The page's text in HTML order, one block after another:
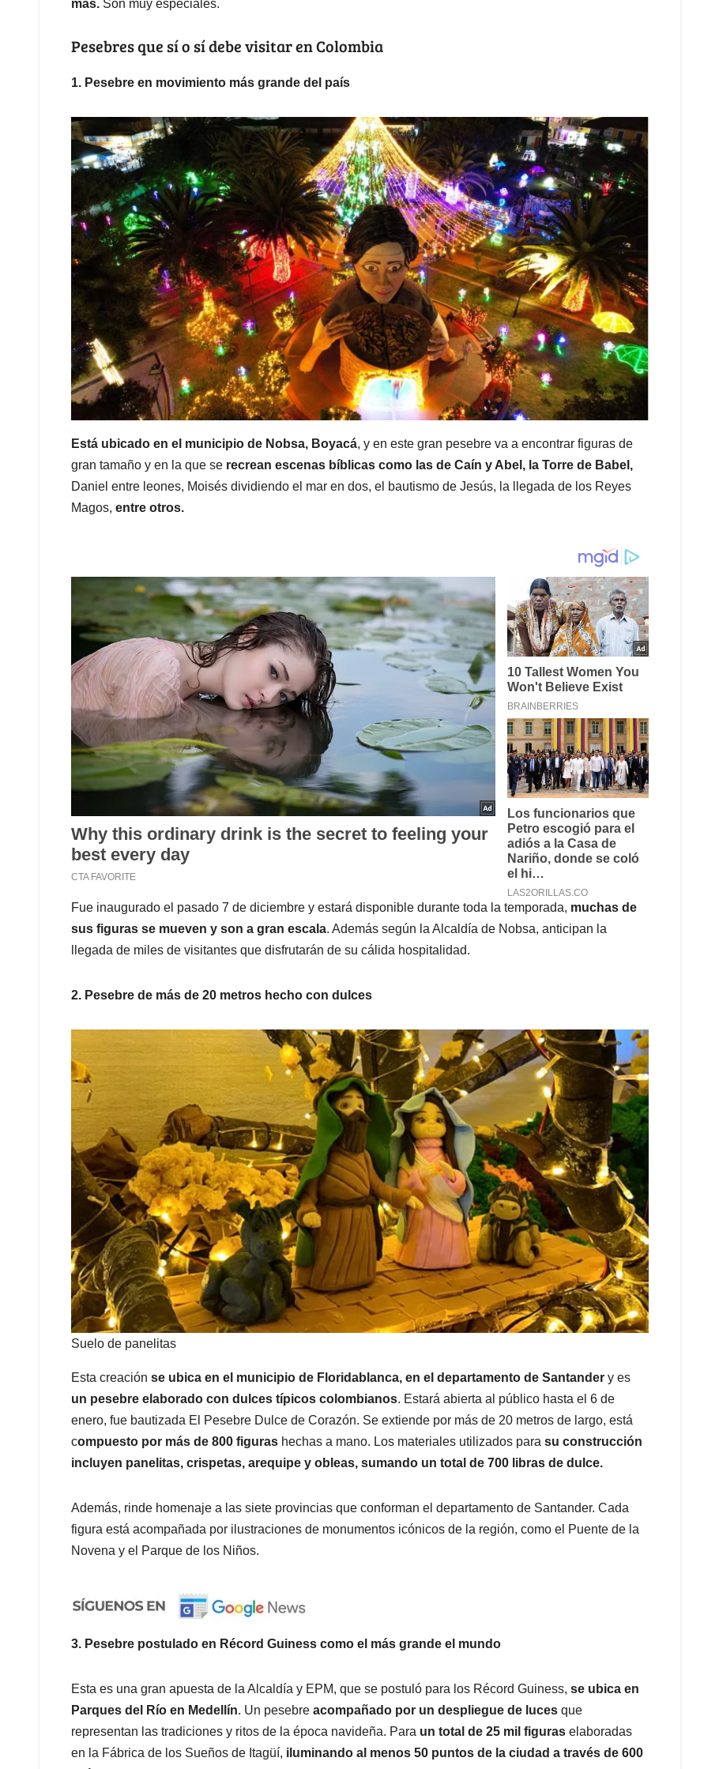
más. Son muy especiales.
Pesebres que sí o sí debe visitar en Colombia
1. Pesebre en movimiento más grande del país
Está ubicado en el municipio de Nobsa, Boyacá, y en este gran pesebre va a encontrar figuras de
gran tamaño y en la que se recrean escenas bíblicas como las de Caín y Abel, la Torre de Babel,
Daniel entre leones, Moisés dividiendo el mar en dos, el bautismo de Jesús, la llegada de los Reyes
Magos, entre otros.
Fue inaugurado el pasado 7 de diciembre y estará disponible durante toda la temporada, muchas de
sus figuras se mueven y son a gran escala. Además según la Alcaldía de Nobsa, anticipan la
llegada de miles de visitantes que disfrutarán de su cálida hospitalidad.
2. Pesebre de más de 20 metros hecho con dulces
Suelo de panelitas
Esta creación se ubica en el municipio de Floridablanca, en el departamento de Santander y es
un pesebre elaborado con dulces típicos colombianos. Estará abierta al público hasta el 6 de
enero, fue bautizada El Pesebre Dulce de Corazón. Se extiende por más de 20 metros de largo, está
compuesto por más de 800 figuras hechas a mano. Los materiales utilizados para su construcción
incluyen panelitas, crispetas, arequipe y obleas, sumando un total de 700 libras de dulce.
Además, rinde homenaje a las siete provincias que conforman el departamento de Santander. Cada
figura está acompañada por ilustraciones de monumentos icónicos de la región, como el Puente de la
Novena y el Parque de los Niños.
3. Pesebre postulado en Récord Guiness como el más grande el mundo
Esta es una gran apuesta de la Alcaldía y EPM, que se postuló para los Récord Guiness, se ubica en
Parques del Río en Medellín. Un pesebre acompañado por un despliegue de luces que
representan las tradiciones y ritos de la época navideña. Para un total de 25 mil figuras elaboradas
en la Fábrica de los Sueños de Itagüí, iluminando al menos 50 puntos de la ciudad a través de 600